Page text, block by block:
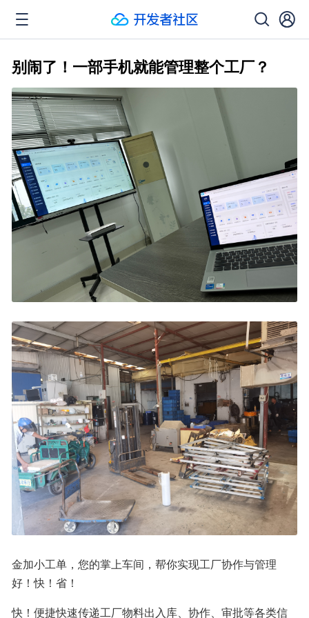
别闹了！一部手机就能管理整个工厂？
金加小工单，您的掌上车间，帮你实现工厂协作与管理
好！快！省！
快！便捷快速传递工厂物料出入库、协作、审批等各类信